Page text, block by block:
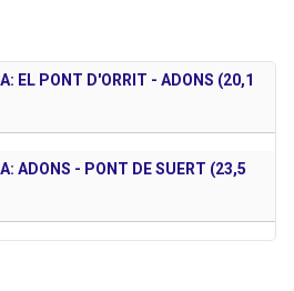
EL PONT D'ORRIT - ADONS (20,1
ADONS - PONT DE SUERT (23,5